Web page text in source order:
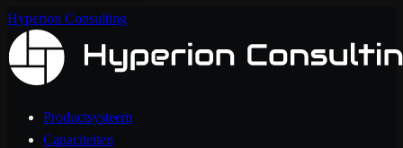
Hyperion Consulting
Productsysteem
Capaciteiten